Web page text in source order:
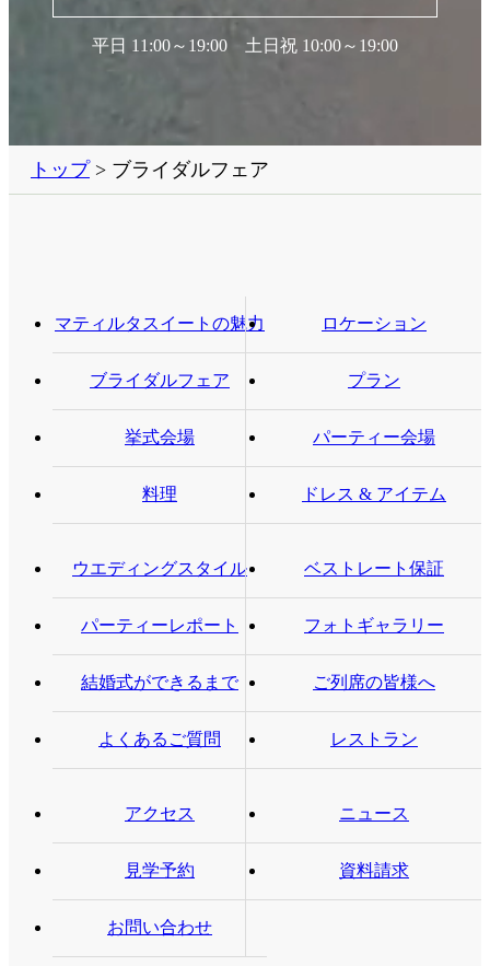
平日 11:00～19:00 土日祝 10:00～19:00
トップ> ブライダルフェア
マティルタスイートの魅力 ロケーション
ブライダルフェア プラン
挙式会場 パーティー会場
料理 ドレス & アイテム
ウエディングスタイル ベストレート保証
パーティーレポート フォトギャラリー
結婚式ができるまで ご列席の皆様へ
よくあるご質問 レストラン
アクセス ニュース
見学予約 資料請求
お問い合わせ